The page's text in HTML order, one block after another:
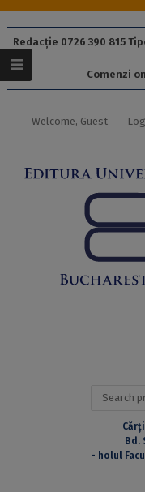
Redacție 0726 390 815
Comenzi
Welcome, Guest
Search
Bd.
- holul